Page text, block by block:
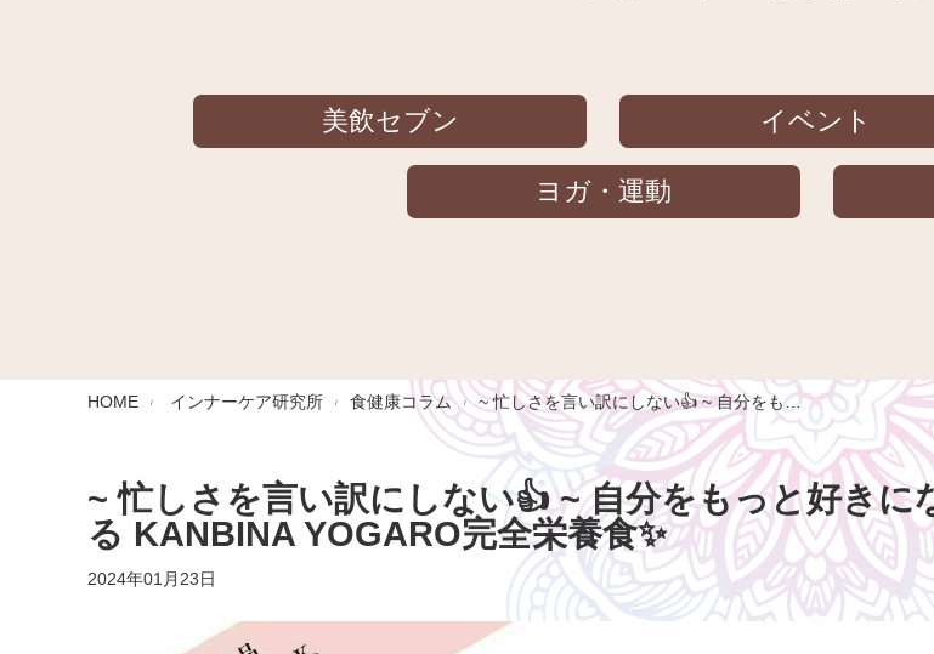
美飲セブン イベント
ヨガ・運動
HOME インナーケア研究所 食健康コラム ~ 忙しさを言い訳にしない👍 ~ 自分をも…
~ 忙しさを言い訳にしない👍 ~ 自分をもっと好きに
る KANBINA YOGARO完全栄養食✨
2024年01月23日